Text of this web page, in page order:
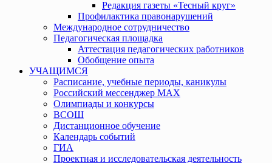
Редакция газеты «Тесный круг»
Профилактика правонарушений
Международное сотрудничество
Педагогическая площадка
Аттестация педагогических работников
Обобщение опыта
УЧАЩИМСЯ
Расписание, учебные периоды, каникулы
Российский мессенджер MAX
Олимпиады и конкурсы
ВСОШ
Дистанционное обучение
Календарь событий
ГИА
Проектная и исследовательская деятельность